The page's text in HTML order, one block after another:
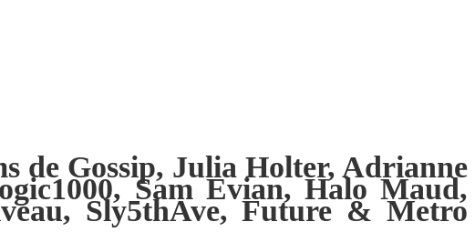
de Gossip, Julia Holter, Adrianne
Sam Evian, Halo Maud,
Sly5thAve, Future & Metro